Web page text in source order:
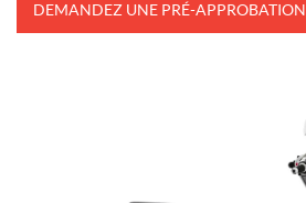
DEMANDEZ UNE PRÉ-APPROBATION